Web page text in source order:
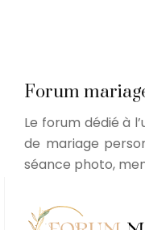
Forum
Le forum dédié à
de mariage
séance photo,